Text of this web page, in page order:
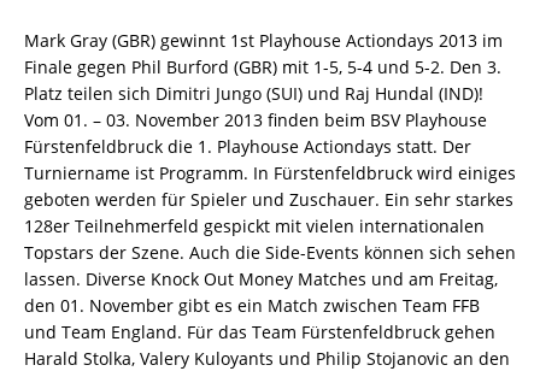
Mark Gray (GBR) gewinnt 1st Playhouse Actiondays 2013 im
Finale gegen Phil Burford (GBR) mit 1-5, 5-4 und 5-2. Den 3.
Platz teilen sich Dimitri Jungo (SUI) und Raj Hundal (IND)!
Vom 01. – 03. November 2013 finden beim BSV Playhouse
Fürstenfeldbruck die 1. Playhouse Actiondays statt. Der
Turniername ist Programm. In Fürstenfeldbruck wird einiges
geboten werden für Spieler und Zuschauer. Ein sehr starkes
128er Teilnehmerfeld gespickt mit vielen internationalen
Topstars der Szene. Auch die Side-Events können sich sehen
lassen. Diverse Knock Out Money Matches und am Freitag,
den 01. November gibt es ein Match zwischen Team FFB
und Team England. Für das Team Fürstenfeldbruck gehen
Harald Stolka, Valery Kuloyants und Philip Stojanovic an den